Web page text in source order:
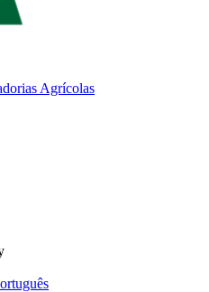
Agrícolas